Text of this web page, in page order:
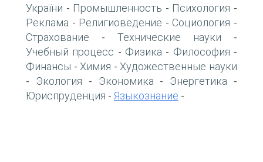
України - Промышленность - Психология -
Реклама - Религиоведение - Социология -
Страхование - Технические науки -
Учебный процесс - Физика - Философия -
Финансы - Химия - Художественные науки
- Экология - Экономика - Энергетика -
Юриспруденция - Языкознание -